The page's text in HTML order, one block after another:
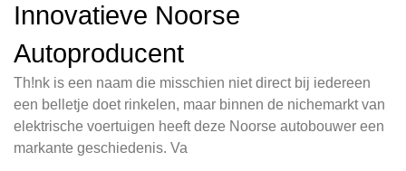
Innovatieve Noorse
Autoproducent
Th!nk is een naam die misschien niet direct bij iedereen
een belletje doet rinkelen, maar binnen de nichemarkt van
elektrische voertuigen heeft deze Noorse autobouwer een
markante geschiedenis. Va